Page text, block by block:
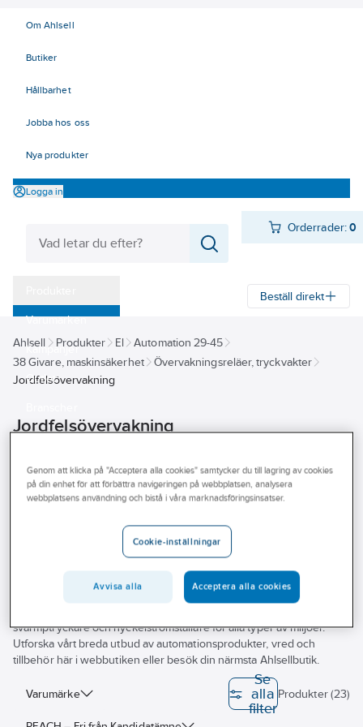
Om Ahlsell
Butiker
Hållbarhet
Jobba hos oss
Nya produkter
Logga in
Orderrader:0
Varumärken
Kampanjer
Outlet
Tjänster
Vårt erbjudande
Bli kund
Beställ direkt
Ahlsell Produkter El
Automation 29-45
38 Givare, maskinsäkerhet
Övervakningsreläer, tryckvakter
Jordfelsövervakning
Jordfelsövervakning
Jobbar du med elservice och automation inom fastighet eller
Oavsett om du jobbar med kommersiella fastigheter eller
privatbostad har vi sortimentet. Inom automation från enskilda
komponenter till hela lösningar. Här finner du kontraktorer,
tryckknappar, givare och säkerhetsbrytare och tillbehör för enkel
installation. Smarta produkter inom automation från flertalet stora
svarmptryckare och nyckelströmställare för alla typer av miljöer.
Utforska vårt breda utbud av automationsprodukter, vred och
tillbehör här i webbutiken eller besök din närmsta Ahlsellbutik.
Varumärke
Se
alla
filter
Produkter (23)
Genom att klicka på "Acceptera alla cookies" samtycker du till lagring av cookies
på din enhet för att förbättra navigeringen på webbplatsen, analysera
webbplatsens användning och bistå i våra marknadsföringsinsatser.
Cookie-inställningar
Avvisa alla Acceptera alla cookies